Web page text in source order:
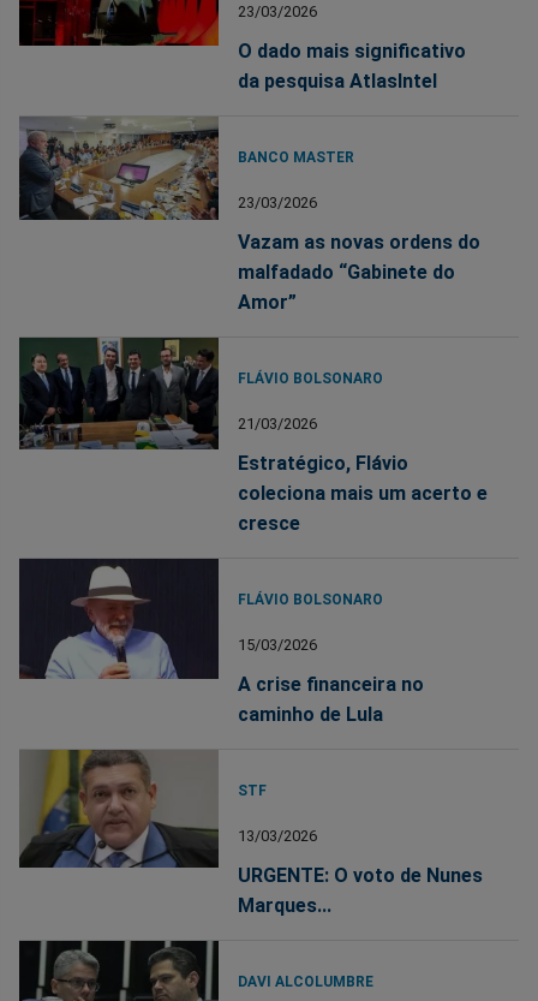
23/03/2026
O dado mais significativo
da pesquisa AtlasIntel
BANCO MASTER
23/03/2026
Vazam as novas ordens do
malfadado “Gabinete do
Amor”
FLÁVIO BOLSONARO
21/03/2026
Estratégico, Flávio
coleciona mais um acerto e
cresce
FLÁVIO BOLSONARO
15/03/2026
A crise financeira no
caminho de Lula
STF
13/03/2026
URGENTE: O voto de Nunes
Marques...
DAVI ALCOLUMBRE